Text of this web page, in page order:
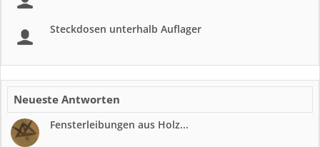
Steckdosen unterhalb Auflager
Neueste Antworten
Fensterleibungen aus Holz...